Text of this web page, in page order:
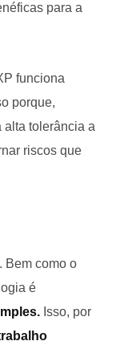
para a
funciona
porque,
alta tolerância a
riscos que
Bem como o
é
Isso, por